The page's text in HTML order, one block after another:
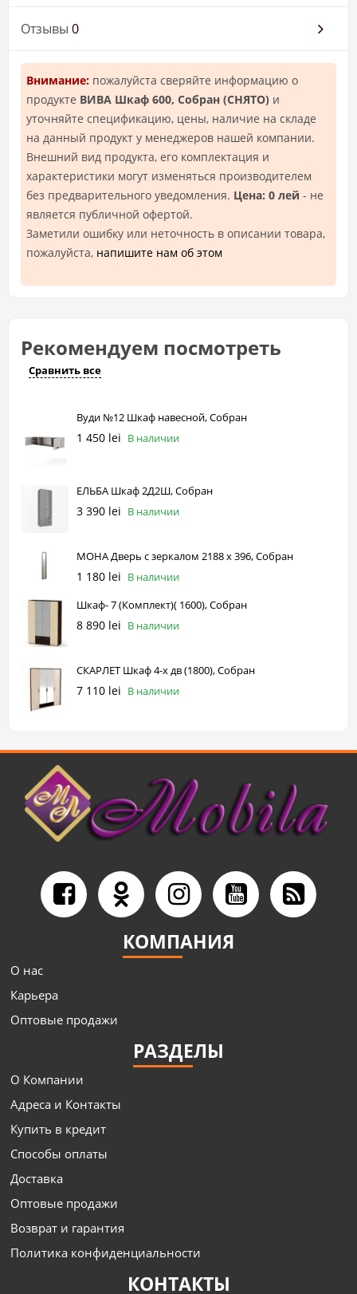
Отзывы 0
Внимание: пожалуйста сверяйте информацию о
продукте ВИВА Шкаф 600, Собран (СНЯТО) и
уточняйте спецификацию, цены, наличие на складе
на данный продукт у менеджеров нашей компании.
Внешний вид продукта, его комплектация и
характеристики могут изменяться производителем
без предварительного уведомления. Цена: 0 лей - не
является публичной офертой.
Заметили ошибку или неточность в описании товара,
пожалуйста, напишите нам об этом
Рекомендуем посмотреть
Сравнить все
Вуди №12 Шкаф навесной, Собран
1 450 lei В наличии
ЕЛЬБА Шкаф 2Д2Ш, Собран
3 390 lei В наличии
МОНА Дверь с зеркалом 2188 х 396, Собран
1 180 lei В наличии
Шкаф- 7 (Комплект)( 1600), Собран
8 890 lei В наличии
СКАРЛЕТ Шкаф 4-х дв (1800), Собран
7 110 lei В наличии
КОМПАНИЯ
О нас
Карьера
Оптовые продажи
РАЗДЕЛЫ
О Компании
Адреса и Контакты
Купить в кредит
Способы оплаты
Доставка
Оптовые продажи
Возврат и гарантия
Политика конфиденциальности
КОНТАКТЫ